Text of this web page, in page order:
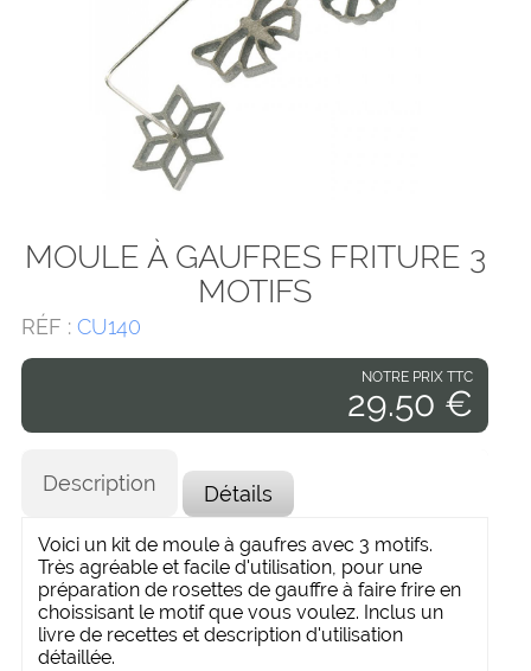
MOULE À GAUFRES FRITURE 3
MOTIFS
RÉF : CU140
NOTRE PRIX TTC
29.50 €
Description Détails
Voici un kit de moule à gaufres avec 3 motifs.
Très agréable et facile d'utilisation, pour une
préparation de rosettes de gauffre à faire frire en
choissisant le motif que vous voulez. Inclus un
livre de recettes et description d'utilisation
détaillée.